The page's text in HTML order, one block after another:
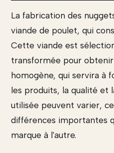
La fabrication des
viande de poulet, qui
Cette viande est
transformée pour
homogène, qui servira à
les produits, la qualité et
utilisée peuvent varier,
différences importantes
marque à l'autre.